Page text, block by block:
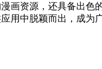
画资源，还具备出
用中脱颖而出，成为